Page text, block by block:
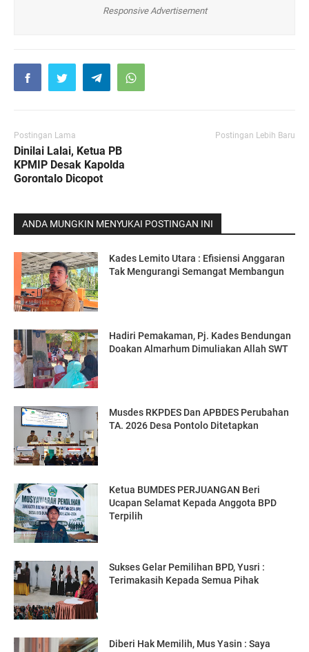
Responsive Advertisement
Postingan Lama
Dinilai Lalai, Ketua PB
KPMIP Desak Kapolda
Gorontalo Dicopot
Postingan Lebih Baru
ANDA MUNGKIN MENYUKAI POSTINGAN INI
Kades Lemito Utara : Efisiensi Anggaran
Tak Mengurangi Semangat Membangun
Hadiri Pemakaman, Pj. Kades Bendungan
Doakan Almarhum Dimuliakan Allah SWT
Musdes RKPDES Dan APBDES Perubahan
TA. 2026 Desa Pontolo Ditetapkan
Ketua BUMDES PERJUANGAN Beri
Ucapan Selamat Kepada Anggota BPD
Terpilih
Sukses Gelar Pemilihan BPD, Yusri :
Terimakasih Kepada Semua Pihak
Diberi Hak Memilih, Mus Yasin : Saya